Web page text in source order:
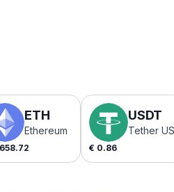
ETH
Ethereum
USDT
Tether
€ 0.86